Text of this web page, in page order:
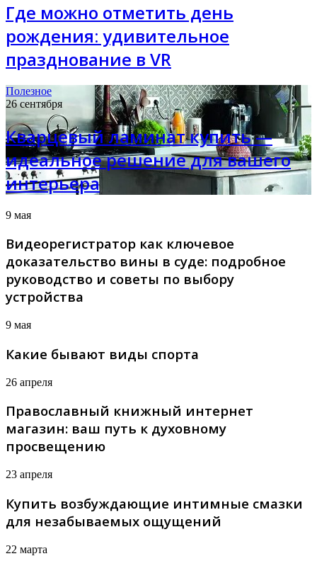
Где можно отметить день
рождения: удивительное
празднование в VR
Полезное
26 сентября
Кварцевый ламинат купить —
идеальное решение для вашего
интерьера
9 мая
Видеорегистратор как ключевое
доказательство вины в суде: подробное
руководство и советы по выбору
устройства
9 мая
Какие бывают виды спорта
26 апреля
Православный книжный интернет
магазин: ваш путь к духовному
просвещению
23 апреля
Купить возбуждающие интимные смазки
для незабываемых ощущений
22 марта